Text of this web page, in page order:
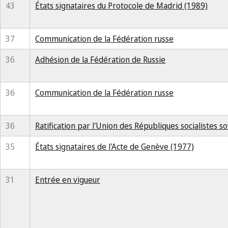
43 États signataires du Protocole de Madrid (1989)
37 Communication de la Fédération russe
36
Adhésion de la Fédération de Russie
36 Communication de la Fédération russe
36 Ratification par l'Union des Républiques socialistes
35
États signataires de l'Acte de Genève (1977)
31 Entrée en vigueur